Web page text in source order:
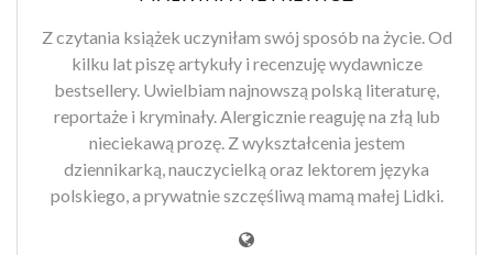
Z czytania książek uczyniłam swój sposób na życie. Od
kilku lat piszę artykuły i recenzuję wydawnicze
bestsellery. Uwielbiam najnowszą polską literaturę,
reportaże i kryminały. Alergicznie reaguję na złą lub
nieciekawą prozę. Z wykształcenia jestem
dziennikarką, nauczycielką oraz lektorem języka
polskiego, a prywatnie szczęśliwą mamą małej Lidki.